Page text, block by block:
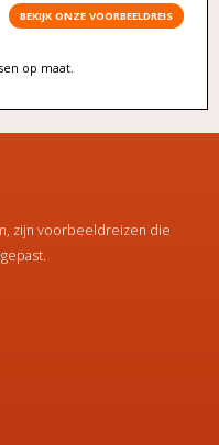
BEKIJK ONZE VOORBEELDREIS
op maat.
zijn voorbeeldreizen die